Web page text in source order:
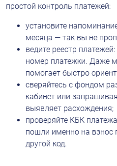
простой контроль платежей:
установите
месяца — так вы не
ведите реестр
номер платежки. Даже
помогает быстро
сверяйтесь с фондом
кабинет или
выявляет расхождения;
проверяйте КБК
пошли именно на взнос
другой код.